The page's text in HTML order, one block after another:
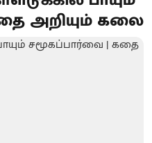
அறியும் கலை